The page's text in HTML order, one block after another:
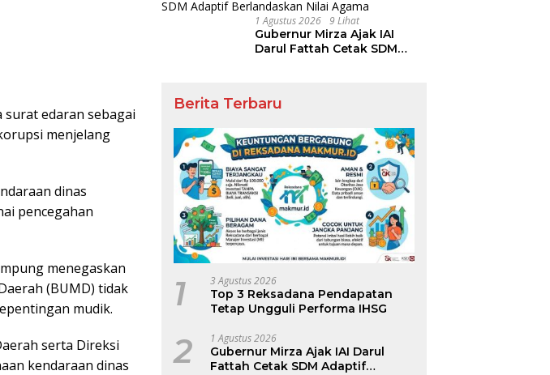
edaran sebagai
menjelang
dinas
pencegahan
menegaskan
(BUMD) tidak
mudik.
serta Direksi
kendaraan dinas
1 Agustus 2026 9 Lihat
Gubernur Mirza Ajak IAI
Darul Fattah Cetak SDM
Berita Terbaru
1 3 Agustus 2026
Top 3 Reksadana Pendapatan
Tetap Ungguli Performa IHSG
2 1 Agustus 2026
Gubernur Mirza Ajak IAI Darul
Fattah Cetak SDM Adaptif